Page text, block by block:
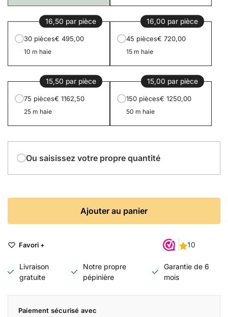
16,50 par pièce
30 pièces€ 495,00
10 m haie
16,00 par pièce
45 pièces€ 720,00
15 m haie
15,50 par pièce
75 pièces€ 1162,50
25 m haie
15,00 par pièce
150 pièces€ 1250,00
50 m haie
Ou saisissez votre propre quantité
Ajouter au panier
Favori +
Livraison
gratuite
Notre propre
pépinière
Garantie de 6
mois
Paiement sécurisé avec